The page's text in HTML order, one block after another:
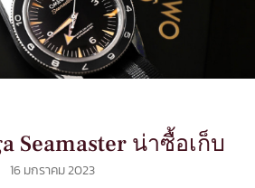
Seamaster น่าซื้อเก็บ
16 มกราคม 2023